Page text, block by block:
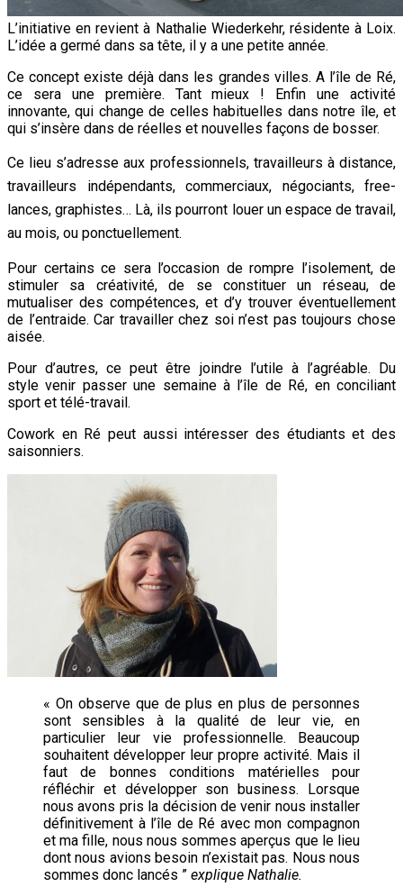
L’initiative en revient à Nathalie Wiederkehr, résidente à Loix.
L’idée a germé dans sa tête, il y a une petite année.
Ce concept existe déjà dans les grandes villes. A l’île de Ré,
ce sera une première. Tant mieux ! Enfin une activité
innovante, qui change de celles habituelles dans notre île, et
qui s’insère dans de réelles et nouvelles façons de bosser.
Ce lieu s’adresse aux professionnels, travailleurs à distance,
travailleurs indépendants, commerciaux, négociants, free-
lances, graphistes… Là, ils pourront louer un espace de travail,
au mois, ou ponctuellement.
Pour certains ce sera l’occasion de rompre l’isolement, de
stimuler sa créativité, de se constituer un réseau, de
mutualiser des compétences, et d’y trouver éventuellement
de l’entraide. Car travailler chez soi n’est pas toujours chose
aisée.
Pour d’autres, ce peut être joindre l’utile à l’agréable. Du
style venir passer une semaine à l’île de Ré, en conciliant
sport et télé-travail.
Cowork en Ré peut aussi intéresser des étudiants et des
saisonniers.
« On observe que de plus en plus de personnes
sont sensibles à la qualité de leur vie, en
particulier leur vie professionnelle. Beaucoup
souhaitent développer leur propre activité. Mais il
faut de bonnes conditions matérielles pour
réfléchir et développer son business. Lorsque
nous avons pris la décision de venir nous installer
définitivement à l’île de Ré avec mon compagnon
et ma fille, nous nous sommes aperçus que le lieu
dont nous avions besoin n’existait pas. Nous nous
sommes donc lancés ” explique Nathalie.